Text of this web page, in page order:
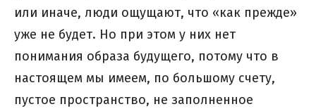
или иначе, люди ощущают, что «как прежде»
уже не будет. Но при этом у них нет
понимания образа будущего, потому что в
настоящем мы имеем, по большому счету,
пустое пространство, не заполненное